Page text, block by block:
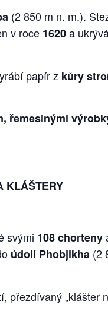
(2 850 m n. m.).
v roce 1620a
papír z kůry
řemeslnými
KLÁŠTERY
svými 108 chorteny
údolí Phobjikha (2
přezdívaný „klášter